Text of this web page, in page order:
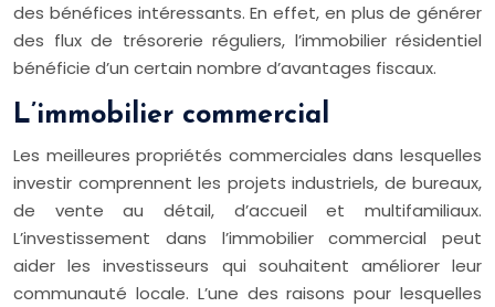
des bénéfices intéressants. En effet, en plus de générer
des flux de trésorerie réguliers, l’immobilier résidentiel
bénéficie d’un certain nombre d’avantages fiscaux.
L’immobilier commercial
Les meilleures propriétés commerciales dans lesquelles
investir comprennent les projets industriels, de bureaux,
de vente au détail, d’accueil et multifamiliaux.
L’investissement dans l’immobilier commercial peut
aider les investisseurs qui souhaitent améliorer leur
communauté locale. L’une des raisons pour lesquelles